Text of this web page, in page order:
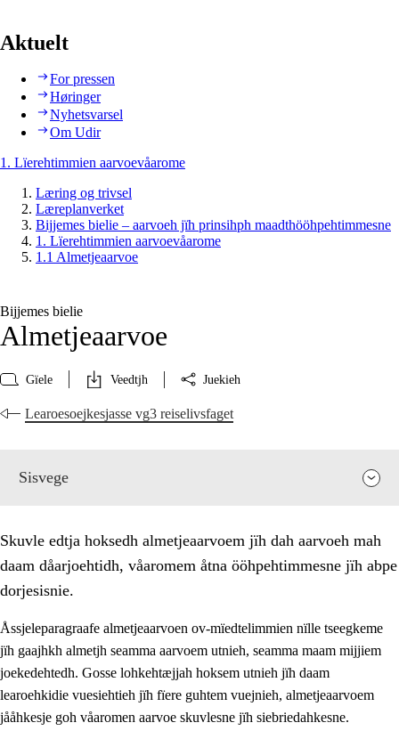
Aktuelt
For pressen
Høringer
Nyhetsvarsel
Om Udir
1. Lïerehtimmien aarvoevåarome
Læring og trivsel
Læreplanverket
Bijjemes bielie – aarvoeh jïh prinsihph maadthööhpehtimmesne
1. Lïerehtimmien aarvoevåarome
1.1 Almetjeaarvoe
Bijjemes bielie
Almetjeaarvoe
Gïele Veedtjh Juekieh
Learoesoejkesjasse vg3 reiselivsfaget
Sisvege
1. Lïerehtimmien aarvoevåarome
Skuvle edtja hoksedh almetjeaarvoem jïh dah aarvoeh mah
daam dåarjoehtidh, våaromem åtna ööhpehtimmesne jïh abpe
dorjesisnie.
Åssjeleparagraafe almetjeaarvoen ov-mïedtelimmien nïlle tseegkeme
jïh gaajhkh almetjh seamma aarvoem utnieh, seamma maam mijjiem
joekedehtedh. Gosse lohkehtæjjah hoksem utnieh jïh daam
learoehkidie vuesiehtieh jïh fïere guhtem vuejnieh, almetjeaarvoem
jååhkesje goh våaromen aarvoe skuvlesne jïh siebriedahkesne.